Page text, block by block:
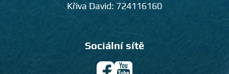
Křiva David: 724116160
Sociální sítě